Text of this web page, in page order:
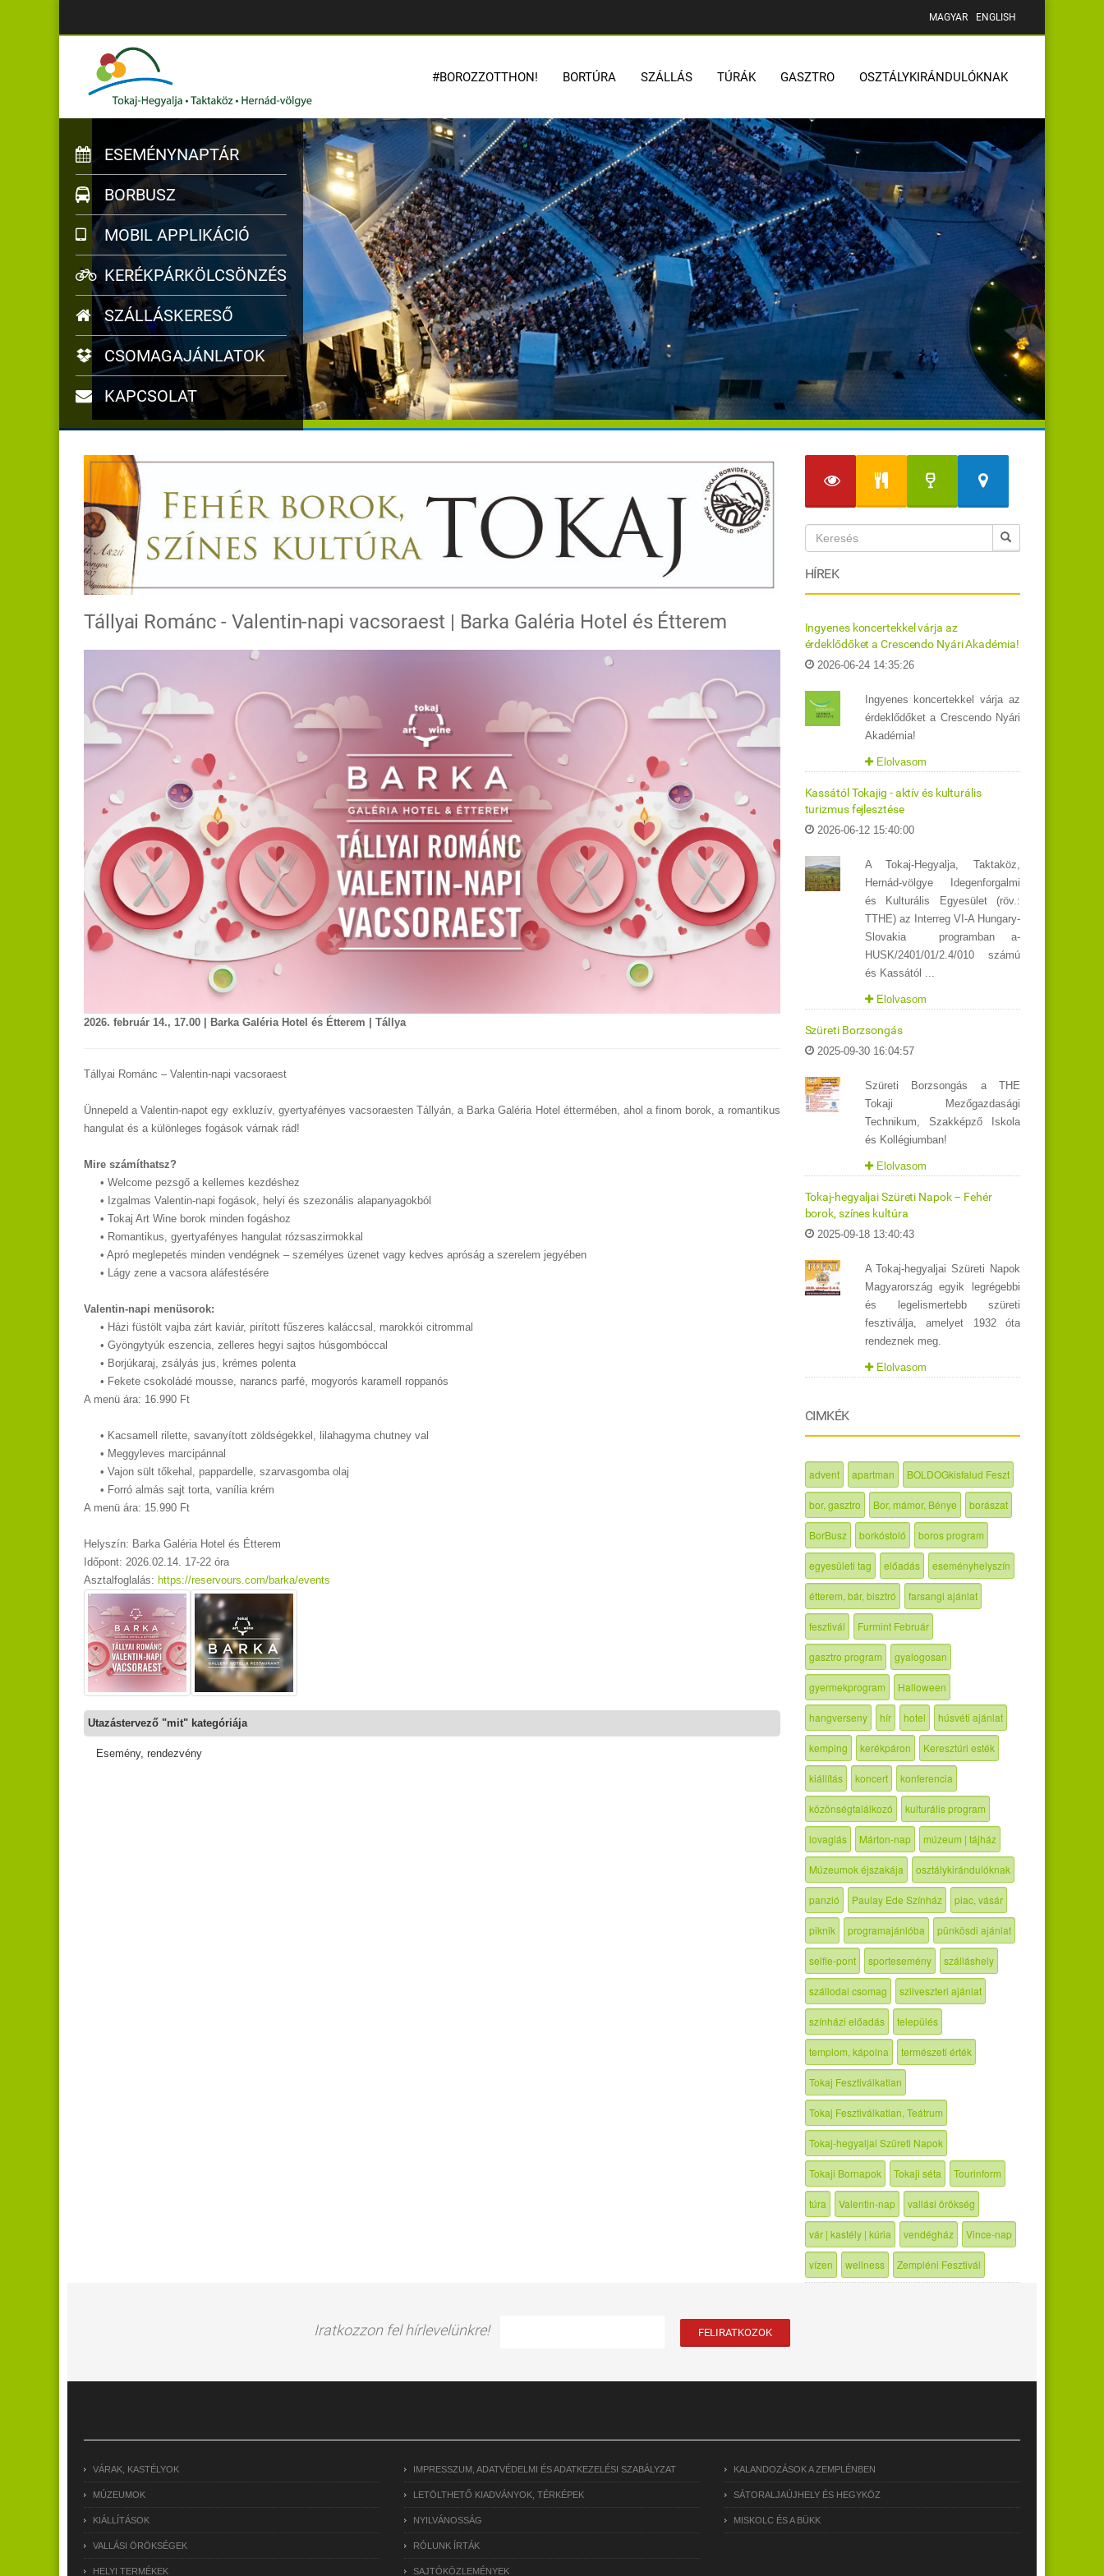
MAGYAR ENGLISH
#BOROZZOTTHON! BORTÚRA SZÁLLÁS TÚRÁK GASZTRO OSZTÁLYKIRÁNDULÓKNAK
ESEMÉNYNAPTÁR
BORBUSZ
MOBIL APPLIKÁCIÓ
KERÉKPÁRKÖLCSÖNZÉS
SZÁLLÁSKERESŐ
CSOMAGAJÁNLATOK
KAPCSOLAT
Tállyai Románc - Valentin-napi vacsoraest | Barka Galéria Hotel és Étterem
2026. február 14., 17.00 | Barka Galéria Hotel és Étterem | Tállya
Tállyai Románc – Valentin-napi vacsoraest
Ünnepeld a Valentin-napot egy exkluzív, gyertyafényes vacsoraesten Tállyán, a Barka Galéria Hotel éttermében, ahol a finom borok, a romantikus
hangulat és a különleges fogások várnak rád!
Mire számíthatsz?
• Welcome pezsgő a kellemes kezdéshez
• Izgalmas Valentin-napi fogások, helyi és szezonális alapanyagokból
• Tokaj Art Wine borok minden fogáshoz
• Romantikus, gyertyafényes hangulat rózsaszirmokkal
• Apró meglepetés minden vendégnek – személyes üzenet vagy kedves apróság a szerelem jegyében
• Lágy zene a vacsora aláfestésére
Valentin-napi menüsorok:
• Házi füstölt vajba zárt kaviár, pirított fűszeres kaláccsal, marokkói citrommal
• Gyöngytyúk eszencia, zelleres hegyi sajtos húsgombóccal
• Borjúkaraj, zsályás jus, krémes polenta
• Fekete csokoládé mousse, narancs parfé, mogyorós karamell roppanós
A menü ára: 16.990 Ft
• Kacsamell rilette, savanyított zöldségekkel, lilahagyma chutney val
• Meggyleves marcipánnal
• Vajon sült tőkehal, pappardelle, szarvasgomba olaj
• Forró almás sajt torta, vanília krém
A menü ára: 15.990 Ft
Helyszín: Barka Galéria Hotel és Étterem
Időpont: 2026.02.14. 17-22 óra
Asztalfoglalás: https://reservours.com/barka/events
Utazástervező "mit" kategóriája
Esemény, rendezvény
HÍREK
Ingyenes koncertekkel várja az
érdeklődőket a Crescendo Nyári Akadémia!
2026-06-24 14:35:26
Ingyenes koncertekkel várja az
érdeklődőket a Crescendo Nyári
Akadémia!
Elolvasom
Kassától Tokajig - aktív és kulturális
turizmus fejlesztése
2026-06-12 15:40:00
A Tokaj-Hegyalja, Taktaköz,
Hernád-völgye Idegenforgalmi
és Kulturális Egyesület (röv.:
TTHE) az Interreg VI-A Hungary-
Slovakia programban a-
HUSK/2401/01/2.4/010 számú
és Kassától ...
Elolvasom
Szüreti Borzsongás
2025-09-30 16:04:57
Szüreti Borzsongás a THE
Tokaji Mezőgazdasági
Technikum, Szakképző Iskola
és Kollégiumban!
Elolvasom
Tokaj-hegyaljai Szüreti Napok – Fehér
borok, színes kultúra
2025-09-18 13:40:43
A Tokaj-hegyaljai Szüreti Napok
Magyarország egyik legrégebbi
és legelismertebb szüreti
fesztiválja, amelyet 1932 óta
rendeznek meg.
Elolvasom
CIMKÉK
advent apartman BOLDOGkisfalud Feszt
bor, gasztro Bor, mámor, Bénye borászat
BorBusz borkóstoló boros program
egyesületi tag előadás eseményhelyszín
étterem, bár, bisztró farsangi ajánlat
fesztivál Furmint Február
gasztro program gyalogosan
gyermekprogram Halloween
hangverseny hír hotel húsvéti ajánlat
kemping kerékpáron Keresztúri esték
kiállítás koncert konferencia
közönségtalálkozó kulturális program
lovaglás Márton-nap múzeum | tájház
Múzeumok éjszakája osztálykirándulóknak
panzió Paulay Ede Színház piac, vásár
piknik programajánlóba pünkösdi ajánlat
selfie-pont sportesemény szálláshely
szállodai csomag szilveszteri ajánlat
színházi előadás település
templom, kápolna természeti érték
Tokaj Fesztiválkatlan
Tokaj Fesztiválkatlan, Teátrum
Tokaj-hegyaljai Szüreti Napok
Tokaji Bornapok Tokaji séta Tourinform
túra Valentin-nap vallási örökség
vár | kastély | kúria vendégház Vince-nap
vízen wellness Zempléni Fesztivál
Iratkozzon fel hírlevelünkre!
VÁRAK, KASTÉLYOK
MÚZEUMOK
KIÁLLÍTÁSOK
VALLÁSI ÖRÖKSÉGEK
HELYI TERMÉKEK
IMPRESSZUM, ADATVÉDELMI ÉS ADATKEZELÉSI SZABÁLYZAT
LETÖLTHETŐ KIADVÁNYOK, TÉRKÉPEK
NYILVÁNOSSÁG
RÓLUNK ÍRTÁK
SAJTÓKÖZLEMÉNYEK
KALANDOZÁSOK A ZEMPLÉNBEN
SÁTORALJAÚJHELY ÉS HEGYKÖZ
MISKOLC ÉS A BÜKK